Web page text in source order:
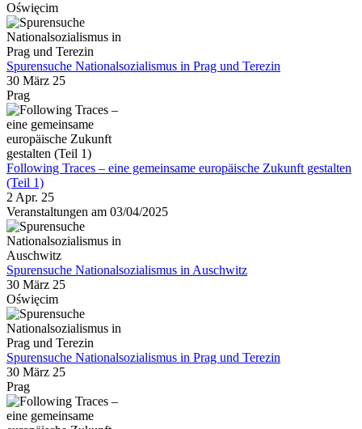
Oświęcim
Spurensuche Nationalsozialismus in Prag und Terezin
30 März 25
Prag
Following Traces – eine gemeinsame europäische Zukunft gestalten
(Teil 1)
2 Apr. 25
Veranstaltungen am 03/04/2025
Spurensuche Nationalsozialismus in Auschwitz
30 März 25
Oświęcim
Spurensuche Nationalsozialismus in Prag und Terezin
30 März 25
Prag